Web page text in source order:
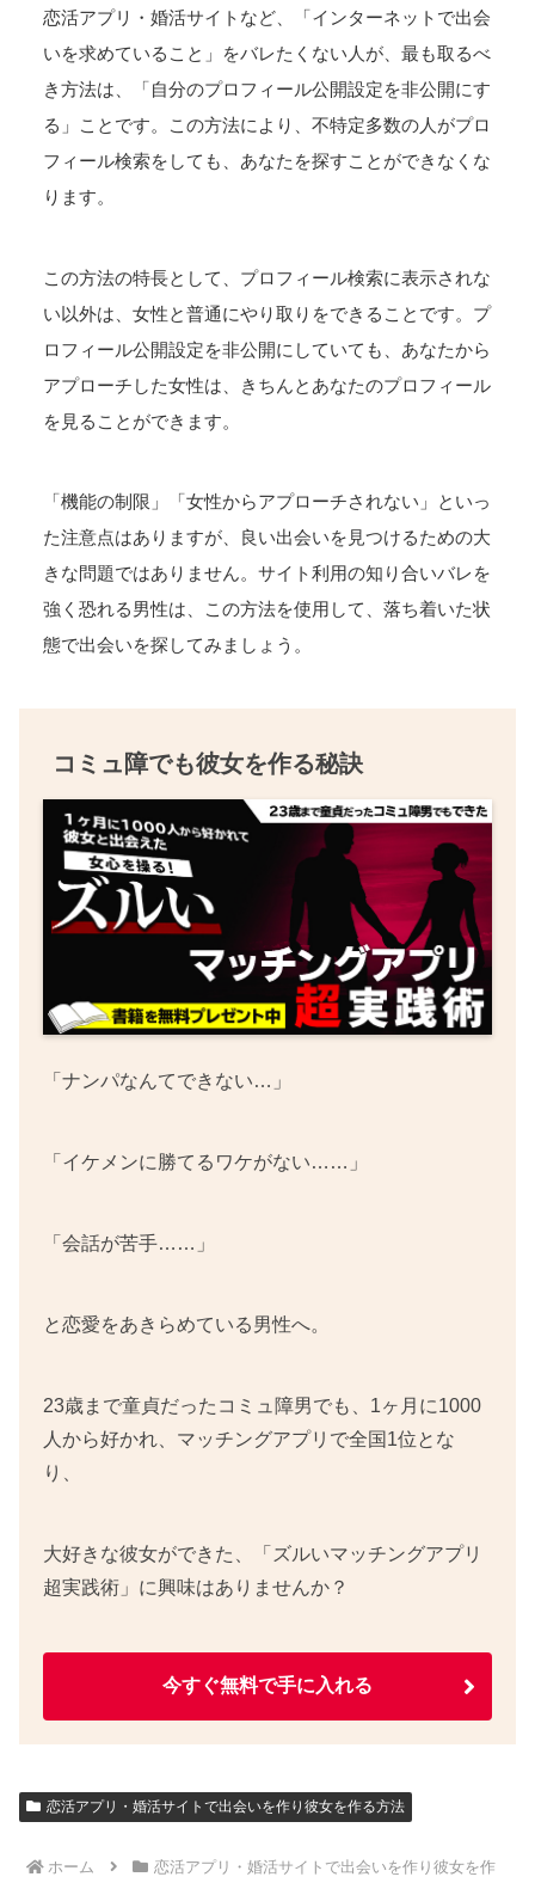
恋活アプリ・婚活サイトなど、「インターネットで出会
いを求めていること」をバレたくない人が、最も取るべ
き方法は、「自分のプロフィール公開設定を非公開にす
る」ことです。この方法により、不特定多数の人がプロ
フィール検索をしても、あなたを探すことができなくな
ります。
この方法の特長として、プロフィール検索に表示されな
い以外は、女性と普通にやり取りをできることです。プ
ロフィール公開設定を非公開にしていても、あなたから
アプローチした女性は、きちんとあなたのプロフィール
を見ることができます。
「機能の制限」「女性からアプローチされない」といっ
た注意点はありますが、良い出会いを見つけるための大
きな問題ではありません。サイト利用の知り合いバレを
強く恐れる男性は、この方法を使用して、落ち着いた状
態で出会いを探してみましょう。
コミュ障でも彼女を作る秘訣
「ナンパなんてできない…」
「イケメンに勝てるワケがない……」
「会話が苦手……」
と恋愛をあきらめている男性へ。
23歳まで童貞だったコミュ障男でも、1ヶ月に1000
人から好かれ、マッチングアプリで全国1位とな
り、
大好きな彼女ができた、「ズルいマッチングアプリ
超実践術」に興味はありませんか？
今すぐ無料で手に入れる
恋活アプリ・婚活サイトで出会いを作り彼女を作る方法
ホーム 恋活アプリ・婚活サイトで出会いを作り彼女を作